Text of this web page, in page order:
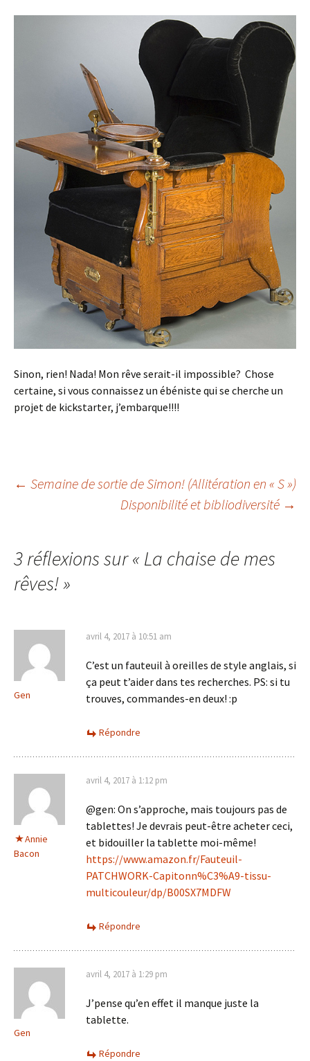
Sinon, rien! Nada! Mon rêve serait-il impossible? Chose
certaine, si vous connaissez un ébéniste qui se cherche un
projet de kickstarter, j’embarque!!!!
Navigation
des
articles
← Semaine de sortie de Simon! (Allitération en « S »)
Disponibilité et bibliodiversité →
3 réflexions sur « La chaise de mes
rêves!»
Gen
avril 4, 2017 à 10:51 am
C’est un fauteuil à oreilles de style anglais, si
ça peut t’aider dans tes recherches. PS: si tu
trouves, commandes-en deux! :p
Répondre
Annie
Bacon
avril 4, 2017 à 1:12 pm
@gen: On s’approche, mais toujours pas de
tablettes! Je devrais peut-être acheter ceci,
et bidouiller la tablette moi-même!
https://www.amazon.fr/Fauteuil-
PATCHWORK-Capitonn%C3%A9-tissu-
multicouleur/dp/B00SX7MDFW
Répondre
Gen
avril 4, 2017 à 1:29 pm
J’pense qu’en effet il manque juste la
tablette.
Répondre